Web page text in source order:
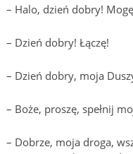
– Halo, dzień dobry!
– Dzień dobry! Łączę!
– Dzień dobry, moja
– Boże, proszę, spełnij
– Dobrze, moja droga,